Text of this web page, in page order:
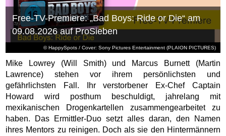
© HappySpots / Cover: Sony Pictures Entertainment (PLAION PICTURES)
Free-TV-Premiere: „Bad Boys: Ride or Die“ am
09.08.2026 auf ProSieben
Mike Lowrey (Will Smith) und Marcus Burnett (Martin
Lawrence) stehen vor ihrem persönlichsten und
gefährlichsten Fall. Ihr verstorbener Ex-Chef Captain
Howard wird posthum beschuldigt, jahrelang mit
mexikanischen Drogenkartellen zusammengearbeitet zu
haben. Das Ermittler-Duo setzt alles daran, den Namen
ihres Mentors zu reinigen. Doch als sie den Hintermännern